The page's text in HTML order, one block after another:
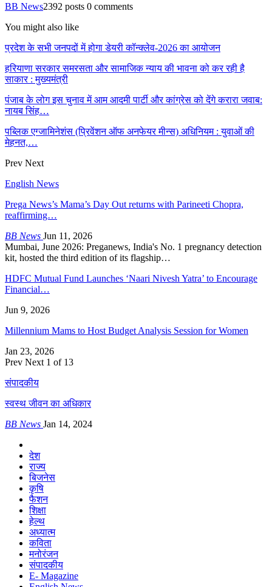
BB News2392 posts 0 comments
You might also like
प्रदेश के सभी जनपदों में होगा डेयरी कॉन्क्लेव-2026 का आयोजन
हरियाणा सरकार समरसता और सामाजिक न्याय की भावना को कर रही है
साकार : मुख्यमंत्री
पंजाब के लोग इस चुनाव में आम आदमी पार्टी और कांग्रेस को देंगे करारा जवाब:
नायब सिंह…
पब्लिक एग्जामिनेशंस (प्रिवेंशन ऑफ अनफेयर मीन्स) अधिनियम : युवाओं की
मेहनत,…
Prev Next
English News
Prega News’s Mama’s Day Out returns with Parineeti Chopra,
reaffirming…
BB News Jun 11, 2026
Mumbai, June 2026: Preganews, India's No. 1 pregnancy detection
kit, hosted the third edition of its flagship…
HDFC Mutual Fund Launches ‘Naari Nivesh Yatra’ to Encourage
Financial…
Jun 9, 2026
Millennium Mams to Host Budget Analysis Session for Women
Jan 23, 2026
Prev Next 1 of 13
संपादकीय
स्वस्थ जीवन का अधिकार
BB News Jan 14, 2024
देश
राज्य
बिजनेस
कृषि
फैशन
शिक्षा
हेल्थ
अध्यात्म
कविता
मनोरंजन
संपादकीय
E- Magazine